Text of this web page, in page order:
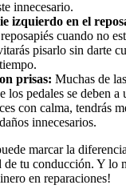
innecesario.
izquierdo en el
cuando no
pisarlo sin darte
prisas: Muchas de
los pedales se deben a
con calma, tendrás
innecesarios.
marcar la
de tu conducción. Y lo
en reparaciones!